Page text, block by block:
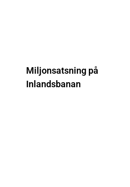
Miljonsatsning på
Inlandsbanan